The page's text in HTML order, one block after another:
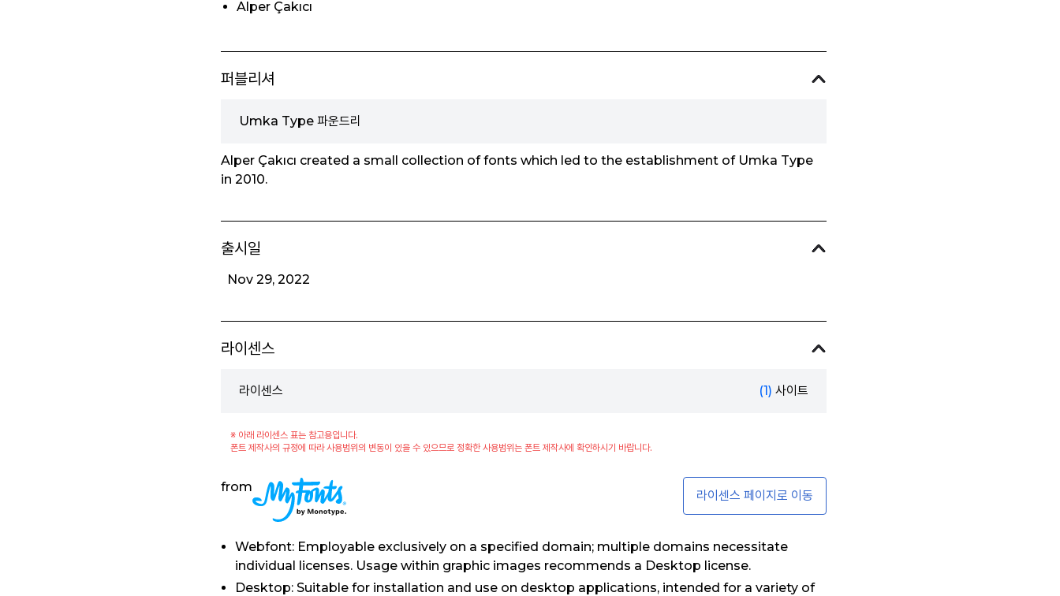
Alper Çakıcı
퍼블리셔
Umka Type 파운드리
Alper Çakıcı created a small collection of fonts which led to the establishment of Umka Type
in 2010.
출시일
Nov 29, 2022
라이센스
라이센스 (1) 사이트
※ 아래 라이센스 표는 참고용입니다.
폰트 제작사의 규정에 따라 사용범위의 변동이 있을 수 있으므로 정확한 사용범위는 폰트 제작사에 확인하시기 바랍니다.
from
라이센스 페이지로 이동
Webfont: Employable exclusively on a specified domain; multiple domains necessitate
individual licenses. Usage within graphic images recommends a Desktop license.
Desktop: Suitable for installation and use on desktop applications, intended for a variety of